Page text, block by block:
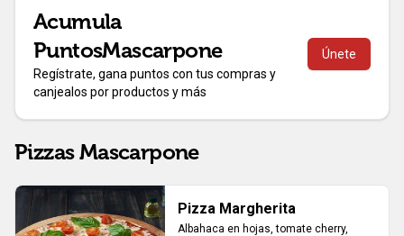
Acumula
PuntosMascarpone
Regístrate, gana puntos con tus compras y
canjealos por productos y más
Únete
Pizzas Mascarpone
Pizza Margherita
Albahaca en hojas, tomate cherry,